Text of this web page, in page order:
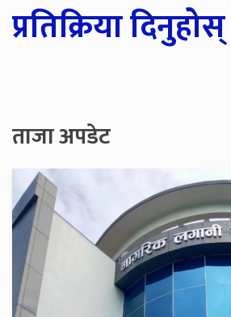
प्रतिक्रिया दिनुहोस्
ताजा अपडेट